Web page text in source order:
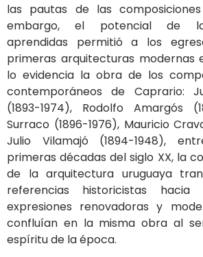
las pautas de las
embargo, el potencial de
aprendidas permitió a los
primeras arquitecturas modernas
lo evidencia la obra de los
contemporáneos de Caprario:
(1893-1974), Rodolfo Amargós
Surraco (1896-1976), Mauricio
Julio Vilamajó (1894-1948),
primeras décadas del siglo XX, la
de la arquitectura uruguaya
referencias historicistas
expresiones renovadoras y
confluían en la misma obra al
espíritu de la época.